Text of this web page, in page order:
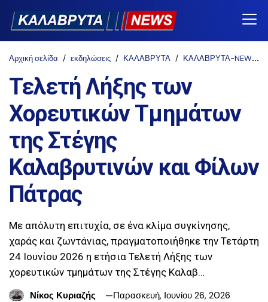
Αρχική σελίδα εκδηλώσεις ΚΑΛΑΒΡΥΤΑ ΚΑΛΑΒΡΥΤΑ-NEWS
Τελετή Λήξης των
Χορευτικών Τμημάτων
της Στέγης
Καλαβρυτινών και Φίλων
Πάτρας
Με απόλυτη επιτυχία, σε ένα κλίμα συγκίνησης,
χαράς και ζωντάνιας, πραγματοποιήθηκε την Τετάρτη
24 Ιουνίου 2026 η ετήσια Τελετή Λήξης των
χορευτικών τμημάτων της Στέγης Καλαβ…
Νίκος Κυριαζής
Παρασκευή, Ιουνίου 26, 2026